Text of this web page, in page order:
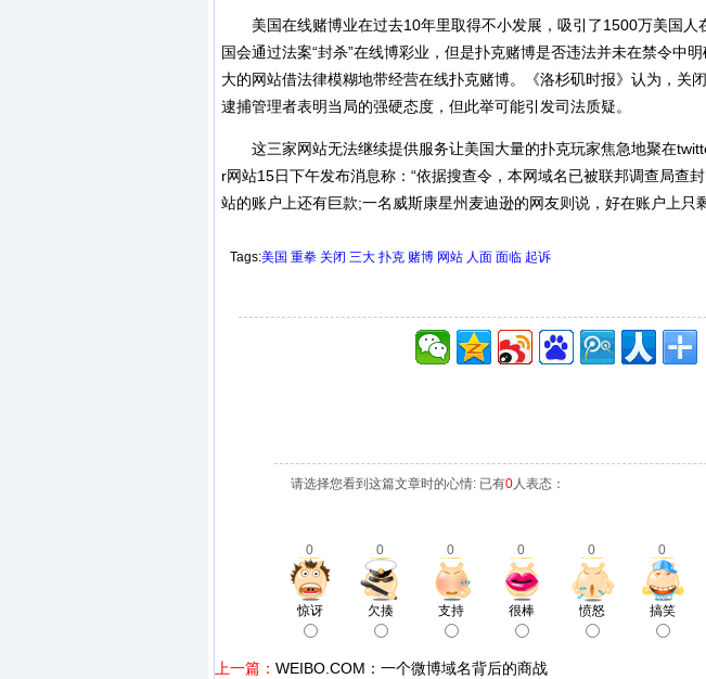
美国在线赌博业在过去10年里取得不小发展，吸引了1500万美国人
国会通过法案“封杀”在线博彩业，但是扑克赌博是否违法并未在禁令中
大的网站借法律模糊地带经营在线扑克赌博。《洛杉矶时报》认为，关
逮捕管理者表明当局的强硬态度，但此举可能引发司法质疑。
这三家网站无法继续提供服务让美国大量的扑克玩家焦急地聚在
r网站15日下午发布消息称：“依据搜查令，本网域名已被联邦调查局查
站的账户上还有巨款;一名威斯康星州麦迪逊的网友则说，好在账户上只
Tags:美国 重拳 关闭 三大 扑克 赌博 网站 人面 面临 起诉
请选择您看到这篇文章时的心情: 已有0人表态：
0 0 0 0 0 0
惊讶 欠揍 支持 很棒 愤怒 搞笑
上一篇： WEIBO.COM：一个微博域名背后的商战